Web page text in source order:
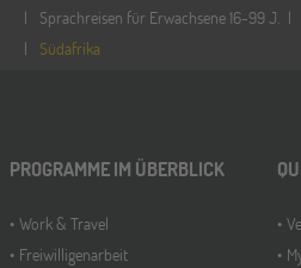
Sprachreisen für Erwachsene 16-99 J.
Südafrika
PROGRAMME IM ÜBERBLICK
Work & Travel
Freiwilligenarbeit